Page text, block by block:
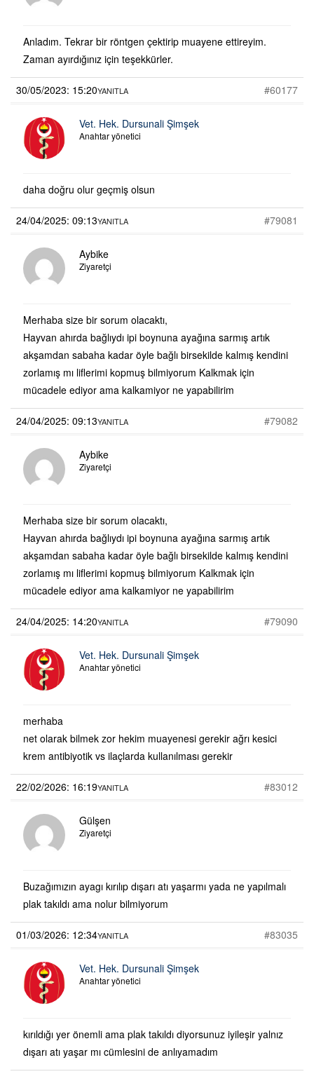
Anladım. Tekrar bir röntgen çektirip muayene ettireyim.
Zaman ayırdığınız için teşekkürler.
30/05/2023: 15:20 #60177
YANITLA
Vet. Hek. Dursunali Şimşek
Anahtar yönetici
daha doğru olur geçmiş olsun
24/04/2025: 09:13 #79081
YANITLA
Aybike
Ziyaretçi
Merhaba size bir sorum olacaktı,
Hayvan ahırda bağlıydı ipi boynuna ayağına sarmış artık
akşamdan sabaha kadar öyle bağlı birsekilde kalmış kendini
zorlamış mı liflerimi kopmuş bilmiyorum Kalkmak için
mücadele ediyor ama kalkamiyor ne yapabilirim
24/04/2025: 09:13 #79082
YANITLA
Aybike
Ziyaretçi
Merhaba size bir sorum olacaktı,
Hayvan ahırda bağlıydı ipi boynuna ayağına sarmış artık
akşamdan sabaha kadar öyle bağlı birsekilde kalmış kendini
zorlamış mı liflerimi kopmuş bilmiyorum Kalkmak için
mücadele ediyor ama kalkamiyor ne yapabilirim
24/04/2025: 14:20 #79090
YANITLA
Vet. Hek. Dursunali Şimşek
Anahtar yönetici
merhaba
net olarak bilmek zor hekim muayenesi gerekir ağrı kesici
krem antibiyotik vs ilaçlarda kullanılması gerekir
22/02/2026: 16:19 #83012
YANITLA
Gülşen
Ziyaretçi
Buzağımızın ayagı kırılıp dışarı atı yaşarmı yada ne yapılmalı
plak takıldı ama nolur bilmiyorum
01/03/2026: 12:34 #83035
YANITLA
Vet. Hek. Dursunali Şimşek
Anahtar yönetici
kırıldığı yer önemli ama plak takıldı diyorsunuz iyileşir yalnız
dışarı atı yaşar mı cümlesini de anlıyamadım